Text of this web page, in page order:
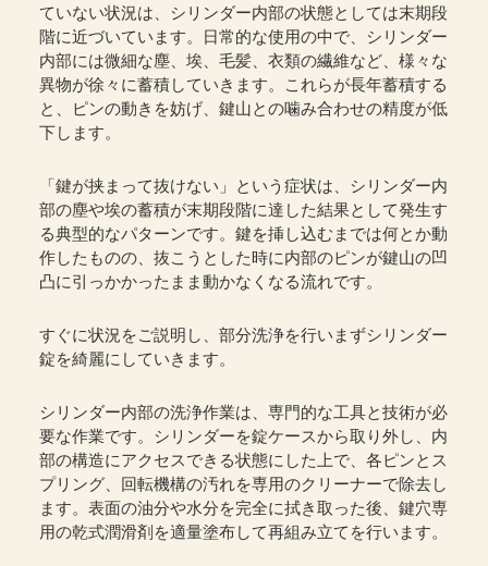
ていない状況は、シリンダー内部の状態としては末期段
階に近づいています。日常的な使用の中で、シリンダー
内部には微細な塵、埃、毛髪、衣類の繊維など、様々な
異物が徐々に蓄積していきます。これらが長年蓄積する
と、ピンの動きを妨げ、鍵山との噛み合わせの精度が低
下します。
「鍵が挟まって抜けない」という症状は、シリンダー内
部の塵や埃の蓄積が末期段階に達した結果として発生す
る典型的なパターンです。鍵を挿し込むまでは何とか動
作したものの、抜こうとした時に内部のピンが鍵山の凹
凸に引っかかったまま動かなくなる流れです。
すぐに状況をご説明し、部分洗浄を行いまずシリンダー
錠を綺麗にしていきます。
シリンダー内部の洗浄作業は、専門的な工具と技術が必
要な作業です。シリンダーを錠ケースから取り外し、内
部の構造にアクセスできる状態にした上で、各ピンとス
プリング、回転機構の汚れを専用のクリーナーで除去し
ます。表面の油分や水分を完全に拭き取った後、鍵穴専
用の乾式潤滑剤を適量塗布して再組み立てを行います。